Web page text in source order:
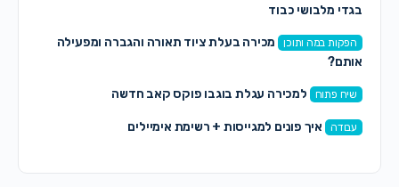
בגדי מלבושי כבוד
הפקות במה ותוכן
מכירה בעלת ציוד תאורה והגברה ומפעילה
אותם?
שיח פתוח למכירה עגלת בוגבו פוקס קאב חדשה
עבודה איך פונים למגייסות + רשימת אימיילים